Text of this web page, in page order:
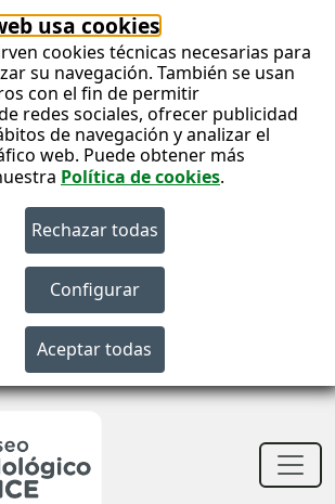
usa cookies
cookies técnicas necesarias para
su navegación. También se usan
con el fin de permitir
redes sociales, ofrecer publicidad
de navegación y analizar el
web. Puede obtener más
Política de cookies.